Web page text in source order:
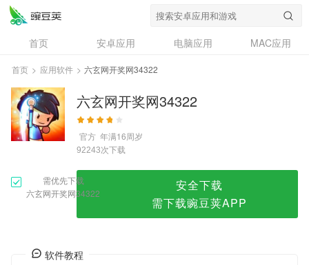
六玄网开奖网34322
首页 安卓应用 电脑应用
MAC应用
资讯
专题
问答
首页 > 应用软件 > 六玄网开奖网34322
六玄网开奖网34322
官方 年满16周岁
92243次下载
需优先下载
六玄网开奖网34322
安全下载
需下载豌豆荚APP
软件教程